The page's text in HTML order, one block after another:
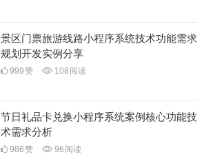
景区门票旅游线路小程序系统技术功能需求
规划开发实例分享
999赞 108 阅读
节日礼品卡兑换小程序系统案例核心功能技
术需求分析
986赞 96 阅读